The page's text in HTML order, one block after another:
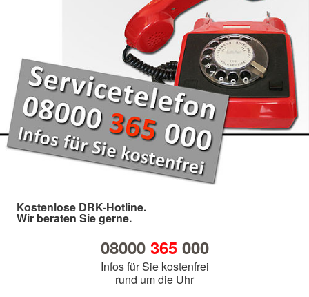
Kostenlose DRK-Hotline.
Wir beraten Sie gerne.
08000 365000
Infos für Sie kostenfrei
rund um die Uhr